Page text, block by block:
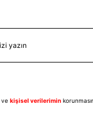
ve kişisel verilerimin